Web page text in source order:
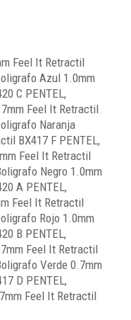
Feel It Retractil
Azul 1.0mm
C PENTEL,
Feel It Retractil
Naranja
BX417 F PENTEL,
Feel It Retractil
Negro 1.0mm
A PENTEL,
Feel It Retractil
Rojo 1.0mm
B PENTEL,
Feel It Retractil
Verde 0.7mm
D PENTEL,
Feel It Retractil